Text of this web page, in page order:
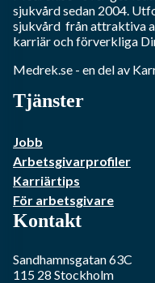
sjukvårdsedan 2004.
sjukvård från attraktiva
karriär och förverkliga
Medrek.se - en del av
Tjänster
Jobb
Arbetsgivarprofiler
Karriärtips
För arbetsgivare
Kontakt
Sandhamnsgatan 63C
115 28 Stockholm